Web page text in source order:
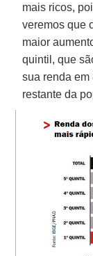
mais ricos,
veremos que
maior
quintil, que
sua renda em
restante da